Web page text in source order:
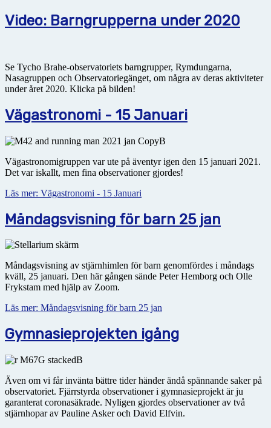
Video: Barngrupperna under 2020
Se Tycho Brahe-observatoriets barngrupper, Rymdungarna,
Nasagruppen och Observatoriegänget, om några av deras aktiviteter
under året 2020. Klicka på bilden!
Vägastronomi - 15 Januari
Vägastronomigruppen var ute på äventyr igen den 15 januari 2021.
Det var iskallt, men fina observationer gjordes!
Läs mer: Vägastronomi - 15 Januari
Måndagsvisning för barn 25 jan
Måndagsvisning av stjärnhimlen för barn genomfördes i måndags
kväll, 25 januari. Den här gången sände Peter Hemborg och Olle
Frykstam med hjälp av Zoom.
Läs mer: Måndagsvisning för barn 25 jan
Gymnasieprojekten igång
Även om vi får invänta bättre tider händer ändå spännande saker på
observatoriet. Fjärrstyrda observationer i gymnasieprojekt är ju
garanterat coronasäkrade. Nyligen gjordes observationer av två
stjärnhopar av Pauline Asker och David Elfvin.